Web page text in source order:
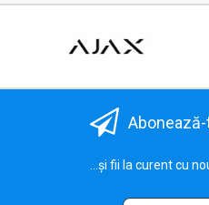
...și fii la curent cu